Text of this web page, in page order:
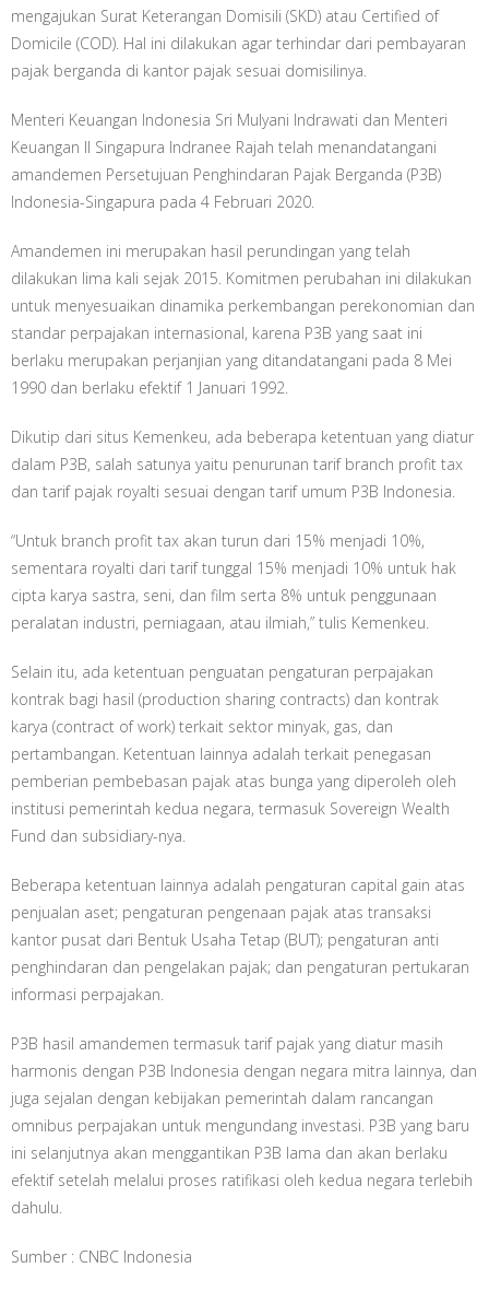
mengajukan Surat Keterangan Domisili (SKD) atau Certified of
Domicile (COD). Hal ini dilakukan agar terhindar dari pembayaran
pajak berganda di kantor pajak sesuai domisilinya.
Menteri Keuangan Indonesia Sri Mulyani Indrawati dan Menteri
Keuangan II Singapura Indranee Rajah telah menandatangani
amandemen Persetujuan Penghindaran Pajak Berganda (P3B)
Indonesia-Singapura pada 4 Februari 2020.
Amandemen ini merupakan hasil perundingan yang telah
dilakukan lima kali sejak 2015. Komitmen perubahan ini dilakukan
untuk menyesuaikan dinamika perkembangan perekonomian dan
standar perpajakan internasional, karena P3B yang saat ini
berlaku merupakan perjanjian yang ditandatangani pada 8 Mei
1990 dan berlaku efektif 1 Januari 1992.
Dikutip dari situs Kemenkeu, ada beberapa ketentuan yang diatur
dalam P3B, salah satunya yaitu penurunan tarif branch profit tax
dan tarif pajak royalti sesuai dengan tarif umum P3B Indonesia.
“Untuk branch profit tax akan turun dari 15% menjadi 10%,
sementara royalti dari tarif tunggal 15% menjadi 10% untuk hak
cipta karya sastra, seni, dan film serta 8% untuk penggunaan
peralatan industri, perniagaan, atau ilmiah,” tulis Kemenkeu.
Selain itu, ada ketentuan penguatan pengaturan perpajakan
kontrak bagi hasil (production sharing contracts) dan kontrak
karya (contract of work) terkait sektor minyak, gas, dan
pertambangan. Ketentuan lainnya adalah terkait penegasan
pemberian pembebasan pajak atas bunga yang diperoleh oleh
institusi pemerintah kedua negara, termasuk Sovereign Wealth
Fund dan subsidiary-nya.
Beberapa ketentuan lainnya adalah pengaturan capital gain atas
penjualan aset; pengaturan pengenaan pajak atas transaksi
kantor pusat dari Bentuk Usaha Tetap (BUT); pengaturan anti
penghindaran dan pengelakan pajak; dan pengaturan pertukaran
informasi perpajakan.
P3B hasil amandemen termasuk tarif pajak yang diatur masih
harmonis dengan P3B Indonesia dengan negara mitra lainnya, dan
juga sejalan dengan kebijakan pemerintah dalam rancangan
omnibus perpajakan untuk mengundang investasi. P3B yang baru
ini selanjutnya akan menggantikan P3B lama dan akan berlaku
efektif setelah melalui proses ratifikasi oleh kedua negara terlebih
dahulu.
Sumber : CNBC Indonesia